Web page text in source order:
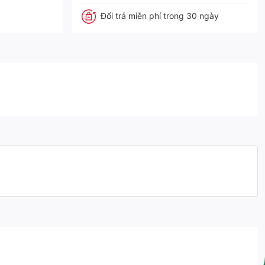
Đổi trả miễn phí trong 30 ngày